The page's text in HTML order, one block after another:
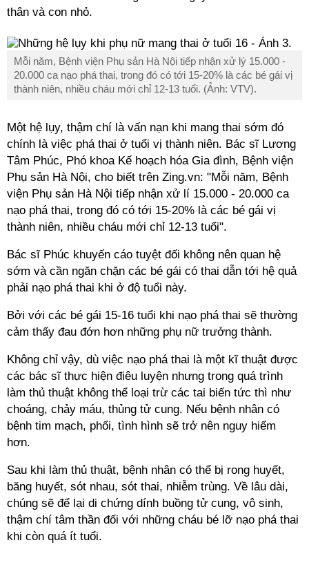
thân và con nhỏ.
Mỗi năm, Bệnh viện Phụ sản Hà Nội tiếp nhận xử lý 15.000 -
20.000 ca nạo phá thai, trong đó có tới 15-20% là các bé gái vị
thành niên, nhiều cháu mới chỉ 12-13 tuổi. (Ảnh: VTV).
Một hệ lụy, thậm chí là vấn nạn khi mang thai sớm đó
chính là việc phá thai ở tuổi vị thành niên. Bác sĩ Lương
Tâm Phúc, Phó khoa Kế hoạch hóa Gia đình, Bệnh viện
Phụ sản Hà Nội, cho biết trên Zing.vn: "Mỗi năm, Bệnh
viện Phụ sản Hà Nội tiếp nhận xử lí 15.000 - 20.000 ca
nạo phá thai, trong đó có tới 15-20% là các bé gái vị
thành niên, nhiều cháu mới chỉ 12-13 tuổi".
Bác sĩ Phúc khuyến cáo tuyệt đối không nên quan hệ
sớm và cần ngăn chặn các bé gái có thai dẫn tới hệ quả
phải nạo phá thai khi ở độ tuổi này.
Bởi với các bé gái 15-16 tuổi khi nạo phá thai sẽ thường
cảm thấy đau đớn hơn những phụ nữ trưởng thành.
Không chỉ vậy, dù việc nạo phá thai là một kĩ thuật được
các bác sĩ thực hiện điêu luyện nhưng trong quá trình
làm thủ thuật không thể loại trừ các tai biến tức thì như
choáng, chảy máu, thủng tử cung. Nếu bệnh nhân có
bệnh tim mạch, phổi, tình hình sẽ trở nên nguy hiểm
hơn.
Sau khi làm thủ thuật, bệnh nhân có thể bị rong huyết,
băng huyết, sót nhau, sót thai, nhiễm trùng. Về lâu dài,
chúng sẽ để lại di chứng dính buồng tử cung, vô sinh,
thậm chí tâm thần đối với những cháu bé lỡ nạo phá thai
khi còn quá ít tuổi.